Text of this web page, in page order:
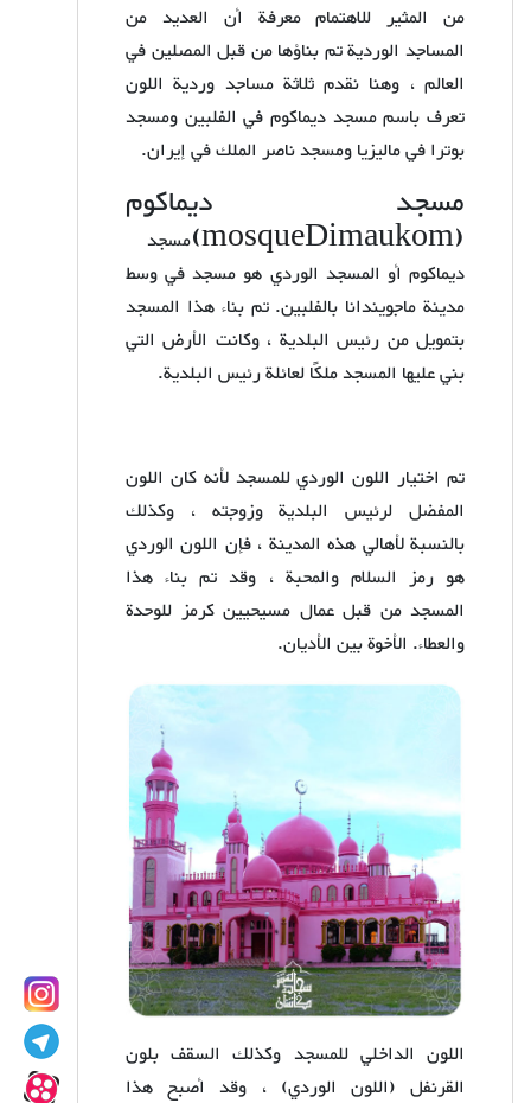
من المثير للاهتمام معرفة أن العديد من
المساجد الوردية تم بناؤها من قبل المصلين في
العالم ، وهنا نقدم ثلاثة مساجد وردية اللون
تعرف باسم مسجد ديماكوم في الفلبين ومسجد
بوترا في ماليزيا ومسجد ناصر الملك في إيران.
مسجد دیماكوم
(
Dimaukom
mosque
)مسجد
ديماكوم أو المسجد الوردي هو مسجد في وسط
مدينة ماجويندانا بالفلبين. تم بناء هذا المسجد
بتمويل من رئيس البلدية ، وكانت الأرض التي
بني عليها المسجد ملكًا لعائلة رئيس البلدية.
تم اختيار اللون الوردي للمسجد لأنه كان اللون
المفضل لرئيس البلدية وزوجته ، وكذلك
بالنسبة لأهالي هذه المدينة ، فإن اللون الوردي
هو رمز السلام والمحبة ، وقد تم بناء هذا
المسجد من قبل عمال مسيحيين كرمز للوحدة
والعطاء. الأخوة بين الأديان.
اللون الداخلي للمسجد وكذلك السقف بلون
القرنفل (اللون الوردي) ، وقد أصبح هذا